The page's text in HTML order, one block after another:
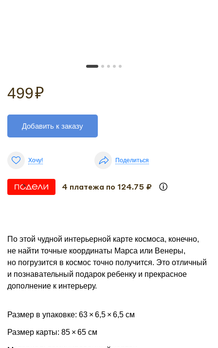
499₽
Добавить к заказу
Хочу! Поделиться
4 платежа по 124.75 ₽
По этой чудной интерьерной карте космоса, конечно,
не найти точные координаты Марса или Венеры,
но погрузится в космос точно получится. Это отличный
и познавательный подарок ребенку и прекрасное
дополнение к интерьеру.
Размер в упаковке: 63 × 6,5 × 6,5 см
Размер карты: 85 × 65 см